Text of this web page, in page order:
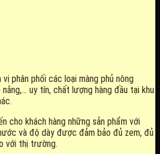
vị phân phối các loại màng phủ nông
uy tín, chất lượng hàng đầu tại khu
cho khách hàng những sản phẩm với
và độ dày được đảm bảo đủ zem, đủ
với thị trường.